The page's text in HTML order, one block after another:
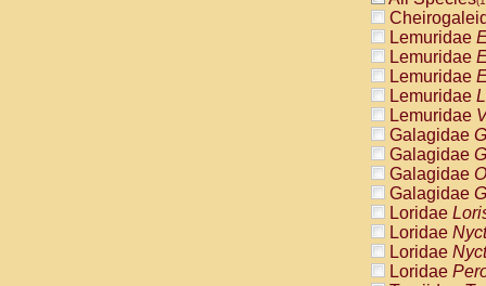
Cebidae
Cebidae
Cebidae
Atelidae
Atelidae
Atelidae
Atelidae
Atelidae
Atelidae
Atelidae
Atelidae
Atelidae
Atelidae
Pitheciidae
Lemuridae
Lemuridae
Lemuridae
Lemuridae
Lemuridae
Galagidae
Galagidae
Galagidae
Galagidae
Loridae
Loridae
Loridae
Loridae